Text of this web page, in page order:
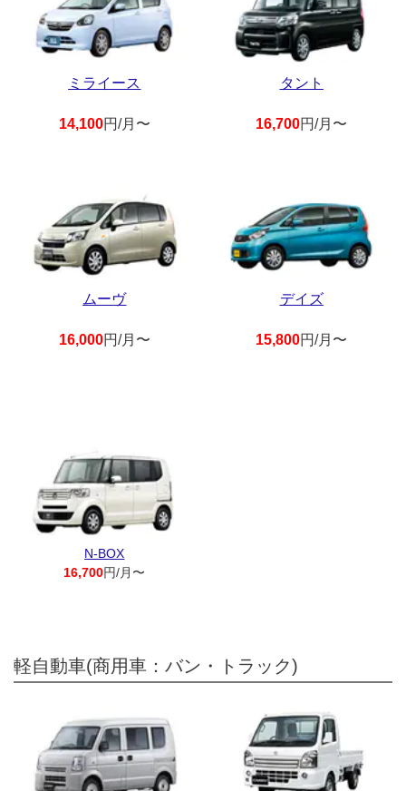
ミライース
14,100円/月〜
タント
16,700円/月〜
ムーヴ
16,000円/月〜
デイズ
15,800円/月〜
N-BOX
16,700円/月〜
軽自動車(商用車：バン・トラック)